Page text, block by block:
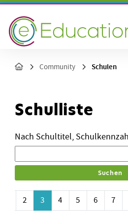
Community Schulen
Schulliste
Nach Schultitel,
2 3 4 5 6 7